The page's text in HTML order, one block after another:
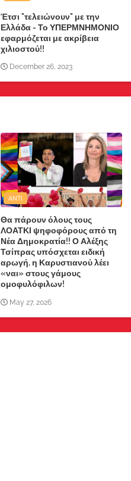
Έτσι "τελειώνουν" με την
Ελλάδα - Το ΥΠΕΡΜΝΗΜΟΝΙΟ
εφαρμόζεται με ακρίβεια
χιλιοστού!!
December 26, 2023
ANTI
Θα πάρουν όλους τους
ΛΟΑΤΚΙ ψηφοφόρους από τη
Νέα Δημοκρατία!! Ο Αλέξης
Τσίπρας υπόσχεται ειδική
αρωγή, η Καρυστιανού λέει
«ναι» στους γάμους
ομοφυλόφιλων!
May 27, 2026